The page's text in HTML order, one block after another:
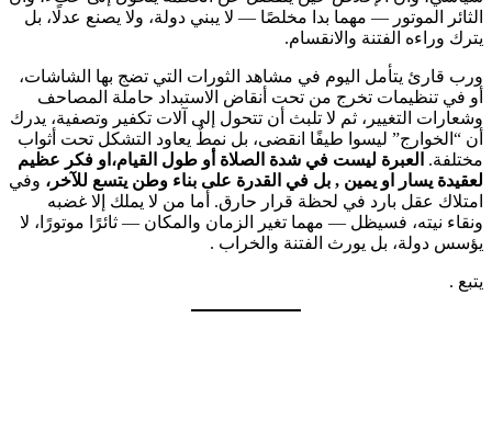
الثائر الموتور — مهما بدا مخلصًا — لا يبني دولة، ولا يصنع عدلًا، بل
يترك وراءه الفتنة والانقسام.
ورب قارئ يتأمل اليوم في مشاهد الثورات التي تضج بها الشاشات،
أو في تنظيمات تخرج من تحت أنقاض الاستبداد حاملة المصاحف
وشعارات التغيير، ثم لا تلبث أن تتحول إلى آلات تكفير وتصفية، يدرك
أن “الخوارج” ليسوا طيفًا انقضى، بل نمطٌ يعاود التشكل تحت أثواب
مختلفة. العبرة ليست في شدة الصلاة أو طول القيام،او فكر عظيم
لعقيدة يسار او يمين , بل في القدرة على بناء وطن يتسع للآخر، وفي
امتلاك عقل بارد في لحظة قرار حارق. أما من لا يملك إلا غضبه
ونقاء نيته، فسيظل — مهما تغير الزمان والمكان — ثائرًا موتورًا، لا
يؤسس دولة، بل يورث الفتنة والخراب .
يتبع .